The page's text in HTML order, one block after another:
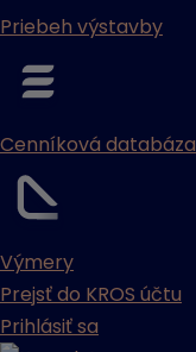
Priebeh výstavby
Cenníková databáza
Výmery
Prejsť do KROS účtu
Prihlásiť sa